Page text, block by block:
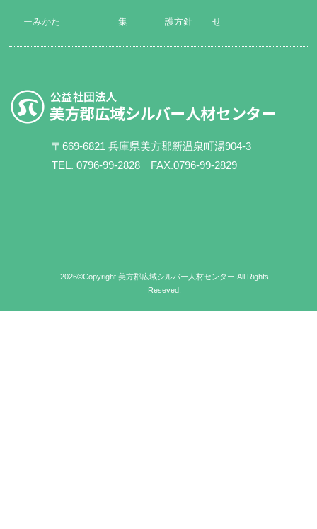
ーみかた 集 護方針 せ
〒669-6821 兵庫県美方郡新温泉町湯904-3
TEL. 0796-99-2828 FAX.0796-99-2829
2026©Copyright 美方郡広域シルバー人材センター All Rights
Reseved.